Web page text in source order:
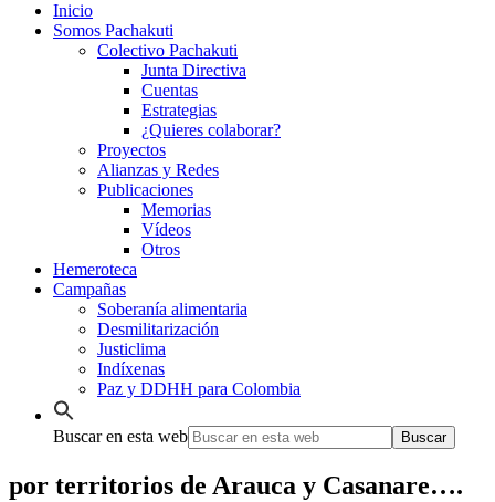
Inicio
Somos Pachakuti
Colectivo Pachakuti
Junta Directiva
Cuentas
Estrategias
¿Quieres colaborar?
Proyectos
Alianzas y Redes
Publicaciones
Memorias
Vídeos
Otros
Hemeroteca
Campañas
Soberanía alimentaria
Desmilitarización
Justiclima
Indíxenas
Paz y DDHH para Colombia
Buscar en esta web
por territorios de Arauca y Casanare….